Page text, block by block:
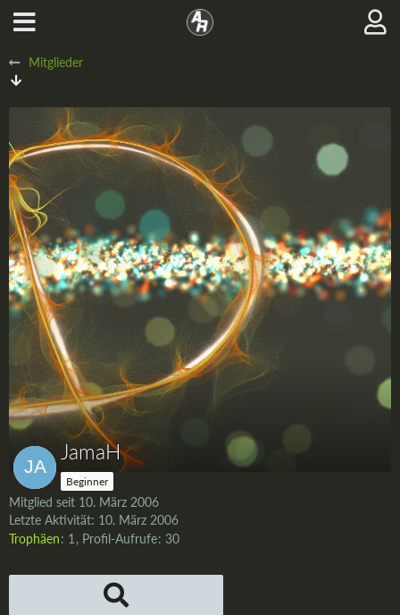
Mitglieder
JamaH
Beginner
Mitglied seit 10. März 2006
Letzte Aktivität: 10. März 2006
Trophäen
1 Profil-Aufrufe 30